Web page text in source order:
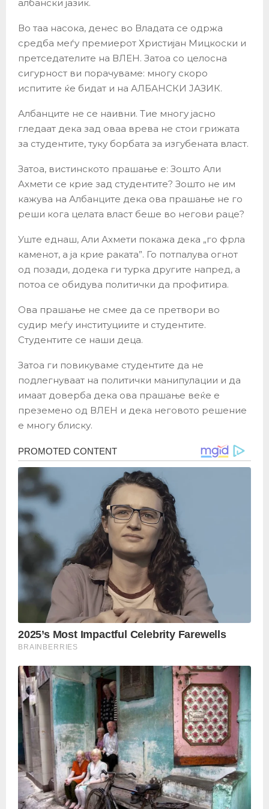
албански јазик.
Во таа насока, денес во Владата се одржа
средба меѓу премиерот Христијан Мицкоски и
претседателите на ВЛЕН. Затоа со целосна
сигурност ви порачуваме: многу скоро
испитите ќе бидат и на АЛБАНСКИ ЈАЗИК.
Албанците не се наивни. Тие многу јасно
гледаат дека зад оваа врева не стои грижата
за студентите, туку борбата за изгубената власт.
Затоа, вистинското прашање е: Зошто Али
Ахмети се крие зад студентите? Зошто не им
кажува на Албанците дека ова прашање не го
реши кога целата власт беше во негови раце?
Уште еднаш, Али Ахмети покажа дека „го фрла
каменот, а ја крие раката”. Го потпалува огнот
од позади, додека ги турка другите напред, а
потоа се обидува политички да профитира.
Ова прашање не смее да се претвори во
судир меѓу институциите и студентите.
Студентите се наши деца.
Затоа ги повикуваме студентите да не
подлегнуваат на политички манипулации и да
имаат доверба дека ова прашање веќе е
преземено од ВЛЕН и дека неговото решение
е многу блиску.